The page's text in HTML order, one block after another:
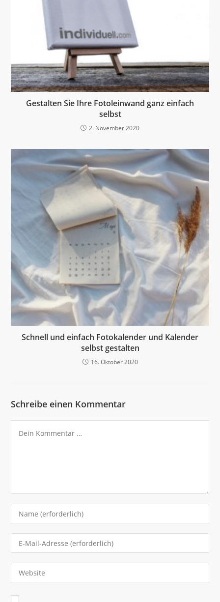
Gestalten Sie Ihre Fotoleinwand ganz einfach
selbst
2. November 2020
Schnell und einfach Fotokalender und Kalender
selbst gestalten
16. Oktober 2020
Schreibe einen Kommentar